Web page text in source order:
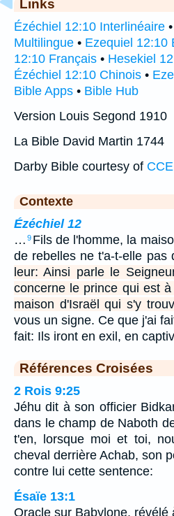
Links
Ézéchiel 12:10 Interlinéaire •
Multilingue • Ezequiel 12:10
12:10 Français • Hesekiel
Ézéchiel 12:10 Chinois •
Bible Apps • Bible Hub
Version Louis Segond 1910
La Bible David Martin 1744
Darby Bible courtesy of
Contexte
Ézéchiel 12
… 9 Fils de l'homme, la
de rebelles ne t'a-t-elle pas
leur: Ainsi parle le
concerne le prince qui est
maison d'Israël qui s'y
vous un signe. Ce que j'ai
fait: Ils iront en exil, en
Références Croisées
2 Rois 9:25
Jéhu dit à son officier
dans le champ de Naboth
t'en, lorsque moi et toi,
cheval derrière Achab, son
contre lui cette sentence:
Ésaïe 13:1
Oracle sur Babylone, révélé